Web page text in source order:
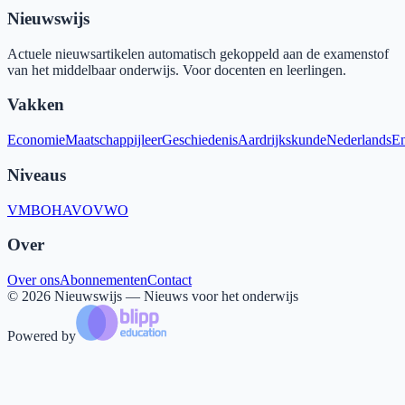
Nieuwswijs
Actuele nieuwsartikelen automatisch gekoppeld aan de examenstof
van het middelbaar onderwijs. Voor docenten en leerlingen.
Vakken
EconomieMaatschappijleerGeschiedenisAardrijkskundeNederlands
Niveaus
VMBOHAVOVWO
Over
Over onsAbonnementenContact
© 2026 Nieuwswijs — Nieuws voor het onderwijs
Powered by